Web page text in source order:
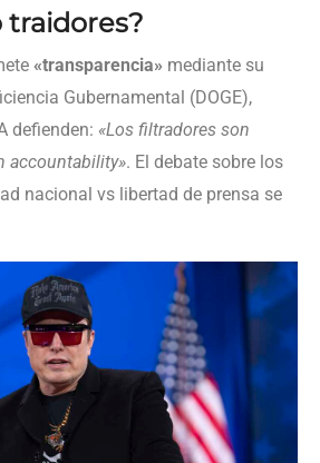
traidores?
«transparencia» mediante su
Gubernamental (DOGE),
defienden: «Los filtradores son
accountability». El debate sobre los
nacional vs libertad de prensa se